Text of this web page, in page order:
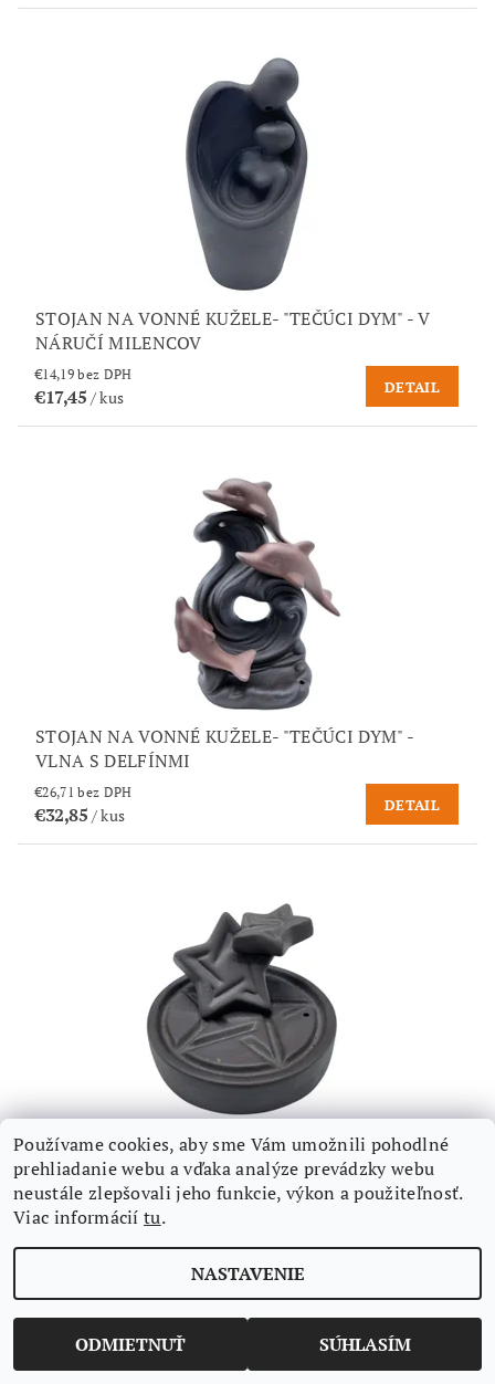
STOJAN NA VONNÉ KUŽELE- "TEČÚCI DYM" - V
NÁRUČÍ MILENCOV
€14,19 bez DPH
€17,45 / kus
DETAIL
STOJAN NA VONNÉ KUŽELE- "TEČÚCI DYM" -
VLNA S DELFÍNMI
€26,71 bez DPH
€32,85 / kus
DETAIL
STOJAN NA VONNÉ KUŽELE- "TEČÚCI DYM" -
VODOPÁDY PENTIGAN
€10,43 bez DPH
Používame cookies, aby sme Vám umožnili pohodlné
prehliadanie webu a vďaka analýze prevádzky webu
neustále zlepšovali jeho funkcie, výkon a použiteľnosť.
Viac informáciítu.
NASTAVENIE
ODMIETNUŤ SÚHLASÍM